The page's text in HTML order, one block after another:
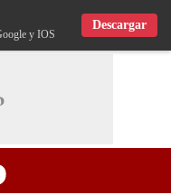
y IOS
Descargar